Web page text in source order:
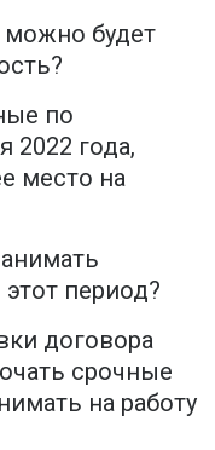
будет
по
2022 года,
место на
период?
договора
срочные
на работу